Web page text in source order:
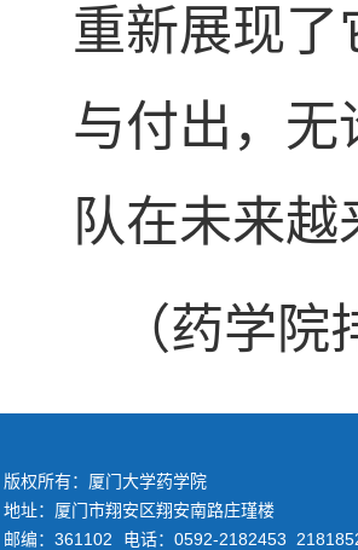
重新展现了
与付出，无
队在未来
（药学
版权所有：厦门大学药学院
地址：厦门市翔安区翔安南路庄瑾楼
邮编：361102
电话：0592-2182453